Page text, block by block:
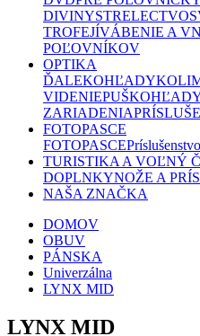
DIVINYSTRELECTVO
TROFEJÍVÁBENIE A
POĽOVNÍKOV
OPTIKA
ĎALEKOHĽADY
VIDENIE
ZARIADENIA
FOTOPASCE
FOTOPASCE
TURISTIKA A VOĽNÝ
DOPLNKYNOŽE A
NAŠA ZNAČKA
DOMOV
OBUV
PÁNSKA
Univerzálna
LYNX MID
LYNX MID